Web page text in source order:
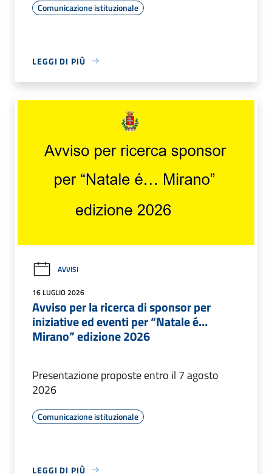
Comunicazione istituzionale
LEGGI DI PIÙ
AVVISI
16 LUGLIO 2026
Avviso per la ricerca di sponsor per
iniziative ed eventi per “Natale é…
Mirano” edizione 2026
Presentazione proposte entro il 7 agosto
2026
Comunicazione istituzionale
LEGGI DI PIÙ